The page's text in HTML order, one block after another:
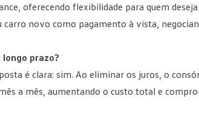
oferecendo flexibilidade para quem
novo como pagamento à vista,
prazo?
é clara: sim. Ao eliminar os juros, o
a mês, aumentando o custo total e